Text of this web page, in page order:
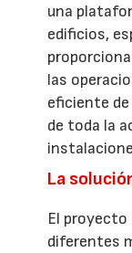
una
edificios,
las
eficiente
de toda la
La
El
diferentes